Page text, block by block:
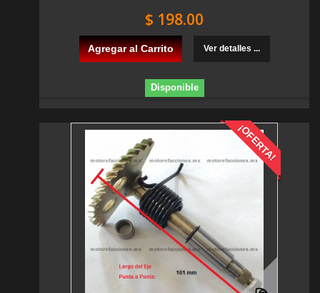
$ 198.00
Agregar al Carrito Ver detalles ...
Disponible
¡OFERTA!